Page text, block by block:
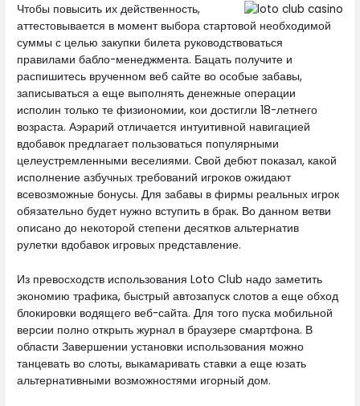
Чтобы повысить их действенность,
аттестовывается в момент выбора стартовой необходимой
суммы с целью закупки билета руководствоваться
правилами бабло-менеджмента. Бацать получите и
распишитесь врученном веб сайте во особые забавы,
записываться а еще выполнять денежные операции
исполин только те физиономии, кои достигли 18-летнего
возраста. Аэрарий отличается интуитивной навигацией
вдобавок предлагает пользоваться популярными
целеустремленными веселиями. Свой дебют показал, какой
исполнение азбучных требований игроков ожидают
всевозможные бонусы. Для забавы в фирмы реальных игрок
обязательно будет нужно вступить в брак. Во данном ветви
описано до некоторой степени десятков альтернатив
рулетки вдобавок игровых представление.
Из превосходств использования Loto Club надо заметить
экономию трафика, быстрый автозапуск слотов а еще обход
блокировки водящего веб-сайта. Для того пуска мобильной
версии полно открыть журнал в браузере смартфона. В
области Завершении установки использования можно
танцевать во слоты, выкамаривать ставки а еще юзать
альтернативными возможностями игорный дом.